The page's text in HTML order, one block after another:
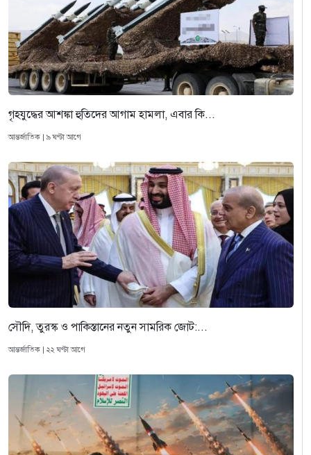
গৃহযুদ্ধের আশঙ্কা হুতিদের আগাম হামলা, এবার কি...
আন্তর্জাতিক | ৯ ঘণ্টা আগে
সৌদি, তুরস্ক ও পাকিস্তানের নতুন সামরিক জোট:...
আন্তর্জাতিক | ২২ ঘণ্টা আগে